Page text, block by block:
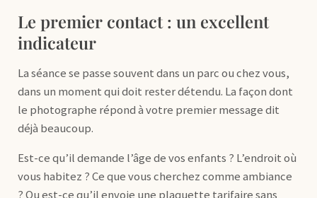
Le premier contact : un excellent
indicateur
La séance se passe souvent dans un parc ou chez vous,
dans un moment qui doit rester détendu. La façon dont
le photographe répond à votre premier message dit
déjà beaucoup.
Est-ce qu’il demande l’âge de vos enfants ? L’endroit où
vous habitez ? Ce que vous cherchez comme ambiance
? Ou est-ce qu’il envoie une plaquette tarifaire sans